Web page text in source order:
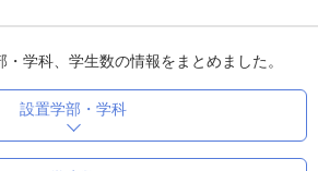
学科、学生数の情報をまとめました。
設置学部・学科